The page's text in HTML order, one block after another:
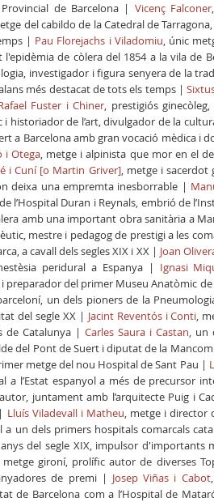
de Barcelona | Vicenç Falconer
del cabildo de la Catedral de
| Pau Florejachs i Viladomiu, únic
de còlera del 1854 a la vila de
investigador i figura senyera de la
més destacat de tots els temps |
Fuster i Chiner, prestigiós
i historiador de l’art, divulgador de la
a Barcelona amb gran vocació mèdica i
i Otega, metge i alpinista que mor en el
i Cuní [o Martin Griver], metge i sacerdot
deixa una empremta inesborrable |
Duran i Reynals, embrió de
amb una important obra sanitària a
mestre i pedagog de prestigi a les
a cavall dels segles XIX i XX | Joan
peridural a Espanya| Ignasi
preparador del primer Museu Anatòmic
un dels pioners de la
del segle XX | Jacint Reventós i Conti,
de Catalunya | Carles Saura i Castan, un
del Pont de Suert i diputat de la
metge del nou Hospital de Sant Pau |
l’Estat espanyol a més de precursor
juntament amb l’arquitecte Puig i
Lluís Viladevall i Matheu, metge i director
un dels primers hospitals comarcals
del segle XIX, impulsor d'importants
metge gironí, prolífic autor de diverses
de premi | Josep Viñas i Cabot
de Barcelona com a l’Hospital de